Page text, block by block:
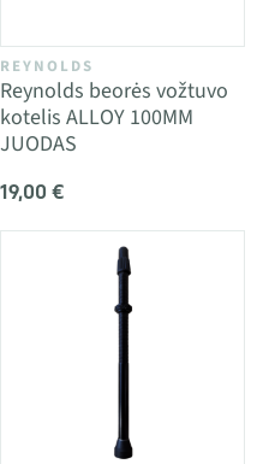
REYNOLDS
Reynolds beorės vožtuvo
kotelis ALLOY 100MM
JUODAS
19,00 €